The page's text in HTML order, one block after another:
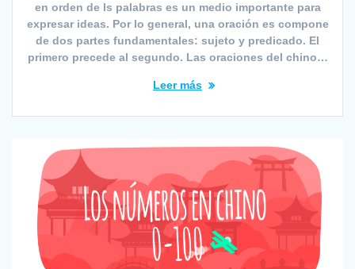
en orden de ls palabras es un medio importante para
expresar ideas. Por lo general, una oración es compone
de dos partes fundamentales: sujeto y predicado. El
primero precede al segundo. Las oraciones del chino…
Leer más